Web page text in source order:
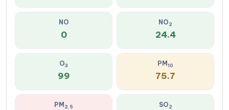
NO
0
NO2
24.4
O3
99
PM10
75.7
PM 2.5 SO2